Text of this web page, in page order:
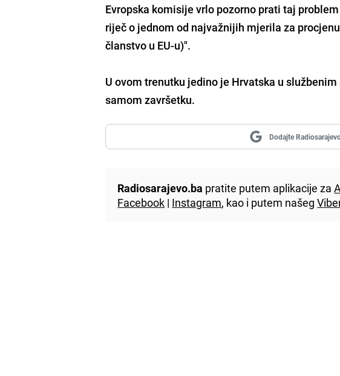
Evropska komisije vrlo pozorno prati taj
riječ o jednom od najvažnijih mjerila za
članstvo u EU-u)".
U ovom trenutku jedino je Hrvatska u
samom završetku.
Dodajte
Radiosarajevo.ba pratite putem aplikacije za
Facebook | Instagram, kao i putem našeg